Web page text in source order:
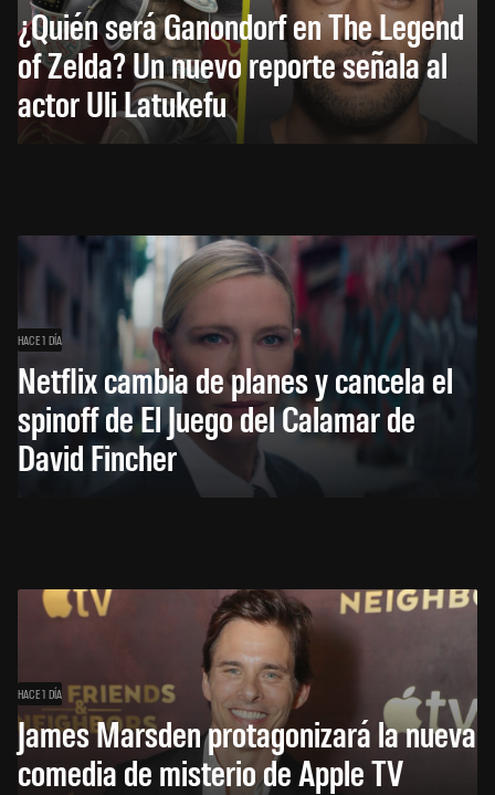
¿Quién será Ganondorf en The Legend
of Zelda? Un nuevo reporte señala al
actor Uli Latukefu
HACE 1 DÍA
Netflix cambia de planes y cancela el
spinoff de El Juego del Calamar de
David Fincher
HACE 1 DÍA
James Marsden protagonizará la nueva
comedia de misterio de Apple TV